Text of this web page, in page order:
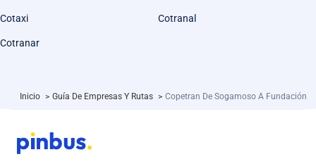
Cotaxi Cotranal
Cotranar
Inicio > Guía De Empresas Y Rutas > Copetran De Sogamoso A Fundación